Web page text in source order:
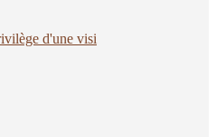
d'une visi